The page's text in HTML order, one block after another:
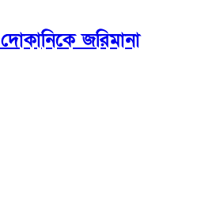
জরিমানা